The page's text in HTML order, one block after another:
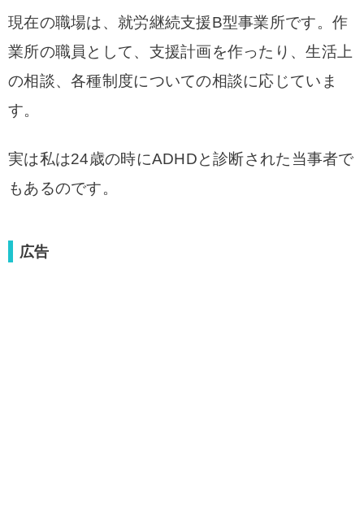
現在の職場は、就労継続支援B型事業所です。作
業所の職員として、支援計画を作ったり、生活上
の相談、各種制度についての相談に応じていま
す。
実は私は24歳の時にADHDと診断された当事者で
もあるのです。
広告